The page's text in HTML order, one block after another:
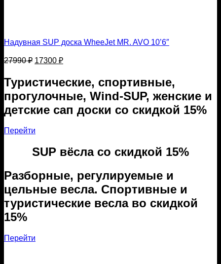
Надувная SUP доска WheeJet MR. AVO 10’6″
27990₽ Первоначальная
27990 ₽.
17300 ₽Текущая
Туристические, спортивные,
прогулочные, Wind-SUP, женские и
детские сап доски со скидкой 15%
Перейти
SUP вёсла со скидкой 15%
Разборные, регулируемые и
цельные весла. Спортивные и
туристические весла во скидкой
15%
Перейти